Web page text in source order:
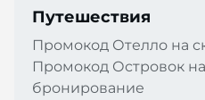
Путешествия
Промокод Отелло на
Промокод Островок
бронирование